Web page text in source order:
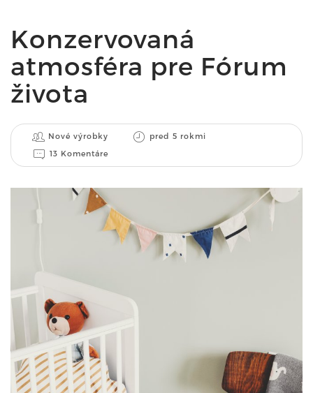
Konzervovaná
atmosféra pre Fórum
života
Nové výrobky
pred 5 rokmi
13 Komentáre